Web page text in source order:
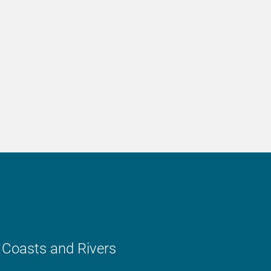
Coasts and Rivers